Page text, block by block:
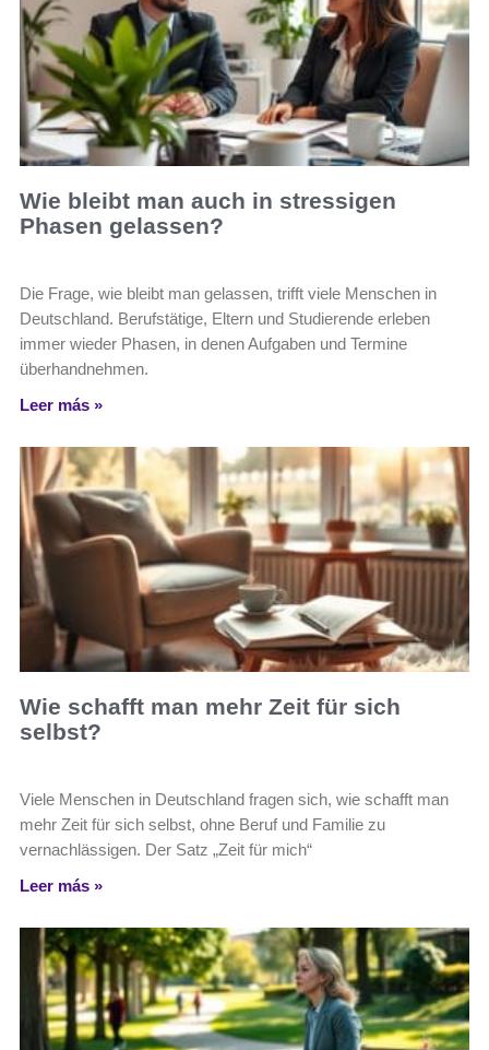
Wie bleibt man auch in stressigen
Phasen gelassen?
Die Frage, wie bleibt man gelassen, trifft viele Menschen in
Deutschland. Berufstätige, Eltern und Studierende erleben
immer wieder Phasen, in denen Aufgaben und Termine
überhandnehmen.
Leer más »
Wie schafft man mehr Zeit für sich
selbst?
Viele Menschen in Deutschland fragen sich, wie schafft man
mehr Zeit für sich selbst, ohne Beruf und Familie zu
vernachlässigen. Der Satz „Zeit für mich“
Leer más »